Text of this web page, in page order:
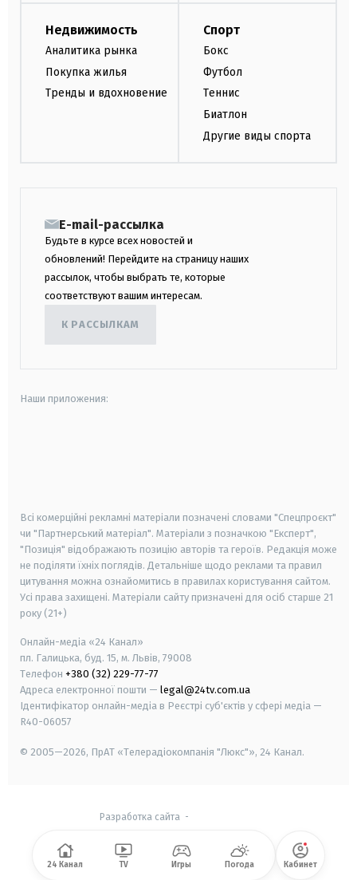
Недвижимость
Аналитика рынка
Покупка жилья
Тренды и вдохновение
Спорт
Бокс
Футбол
Теннис
Биатлон
Другие виды спорта
E-mail-рассылка
Будьте в курсе всех новостей и
обновлений! Перейдите на страницу наших
рассылок, чтобы выбрать те, которые
соответствуют вашим интересам.
К РАССЫЛКАМ
Наши приложения:
Всі комерційні рекламні матеріали позначені словами "Спецпроєкт"
чи "Партнерський матеріал". Матеріали з позначкою "Експерт",
"Позиція" відображають позицію авторів та героїв. Редакція може
не поділяти їхніх поглядів. Детальніше щодо реклами та правил
цитування можна ознайомитись в правилах користування сайтом.
Усі права захищені. Матеріали сайту призначені для осіб старше 21
року (21+)
Онлайн-медіа «24 Канал»
пл. Галицька, буд. 15, м. Львів, 79008
Телефон +380 (32) 229-77-77
Адреса електронної пошти — legal@24tv.com.ua
Ідентифікатор онлайн-медіа в Реєстрі суб'єктів у сфері медіа —
R40-06057
© 2005—2026, ПрАТ «Телерадіокомпанія "Люкс"», 24 Канал.
Разработка сайта -
24 Канал TV Игры Погода Кабинет